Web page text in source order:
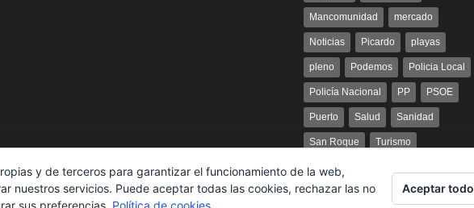
Mancomunidad mercado
Noticias Picardo playas
pleno Podemos Policia Local
Policía Nacional PP PSOE
Puerto Salud Sanidad
San Roque Turismo
y de terceros para garantizar el funcionamiento de la web,
nuestros servicios. Puede aceptar todas las cookies, rechazar las no
sus preferencias. Política de cookies
Aceptar todo